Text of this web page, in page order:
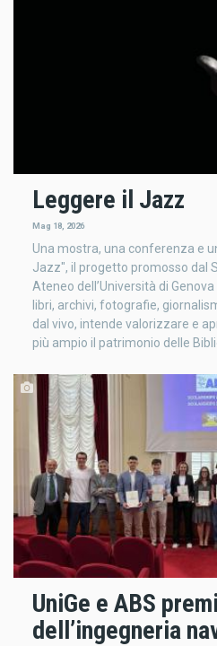
Leggere il Jazz
Mag 18, 2026
Una mostra, una conferenza e
Jazz", il progetto promosso dal
Ateneo dell’Università di
libri, archivi, fotografie,
dal vivo, intende valorizzare e
più ampio il patrimonio delle
UniGe e ABS
dell’ingegneria